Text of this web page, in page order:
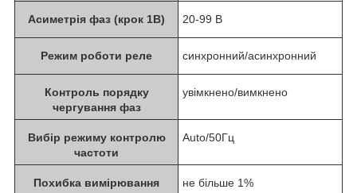
Асиметрія фаз (крок 1В) 20-99 В
Режим роботи реле синхронний/асинхронний
Контроль порядку
чергування фаз
увімкнено/вимкнено
Вибір режиму контролю
частоти
Auto/50Гц
Похибка вимірювання не більше 1%